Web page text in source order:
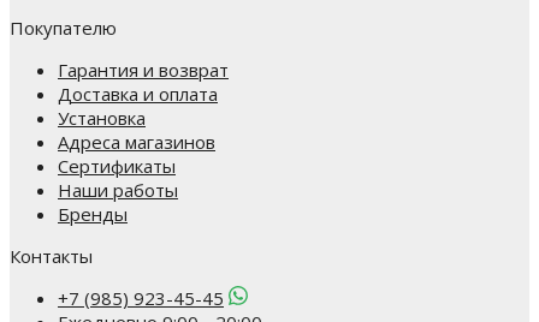
Покупателю
Гарантия и возврат
Доставка и оплата
Установка
Адреса магазинов
Сертификаты
Наши работы
Бренды
Контакты
+7 (985) 923-45-45